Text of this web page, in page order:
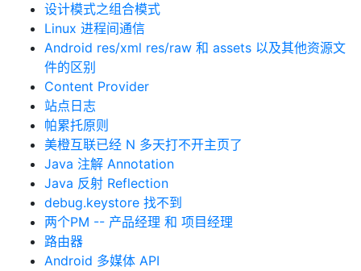
设计模式之组合模式
Linux 进程间通信
Android res/xml res/raw 和 assets 以及其他资源文
件的区别
Content Provider
站点日志
帕累托原则
美橙互联已经 N 多天打不开主页了
Java 注解 Annotation
Java 反射 Reflection
debug.keystore 找不到
两个PM -- 产品经理 和 项目经理
路由器
Android 多媒体 API